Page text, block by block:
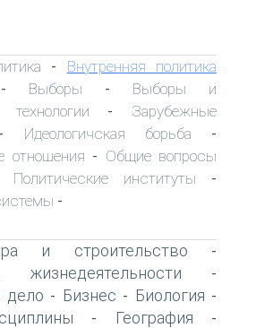
- Внутренняя политика
Выборы - Выборы и
технологии - Зарубежные
Идеологичская борьба -
отношения - Общие вопросы
Политические институты -
-
и строительство -
жизнедеятельности -
дело - Бизнес - Биология -
- География -